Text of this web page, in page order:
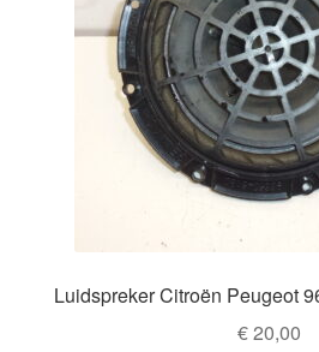
Luidspreker Citroën Peugeot
€20,00